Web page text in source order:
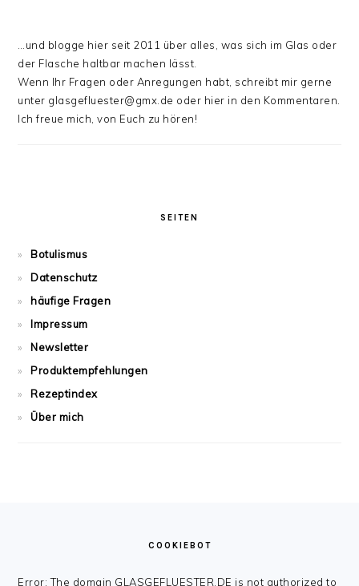
…und blogge hier seit 2011 über alles, was sich im Glas oder
der Flasche haltbar machen lässt.
Wenn Ihr Fragen oder Anregungen habt, schreibt mir gerne
unter glasgefluester@gmx.de oder hier in den Kommentaren.
Ich freue mich, von Euch zu hören!
SEITEN
Botulismus
Datenschutz
häufige Fragen
Impressum
Newsletter
Produktempfehlungen
Rezeptindex
Über mich
COOKIEBOT
Error: The domain GLASGEFLUESTER.DE is not authorized to